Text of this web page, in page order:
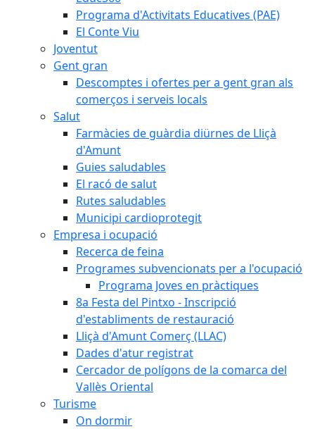
Programa d'Activitats Educatives (PAE)
El Conte Viu
Joventut
Gent gran
Descomptes i ofertes per a gent gran als
comerços i serveis locals
Salut
Farmàcies de guàrdia diürnes de Lliçà
d'Amunt
Guies saludables
El racó de salut
Rutes saludables
Municipi cardioprotegit
Empresa i ocupació
Recerca de feina
Programes subvencionats per a l'ocupació
Programa Joves en pràctiques
8a Festa del Pintxo - Inscripció
d'establiments de restauració
Lliçà d'Amunt Comerç (LLAC)
Dades d'atur registrat
Cercador de polígons de la comarca del
Vallès Oriental
Turisme
On dormir